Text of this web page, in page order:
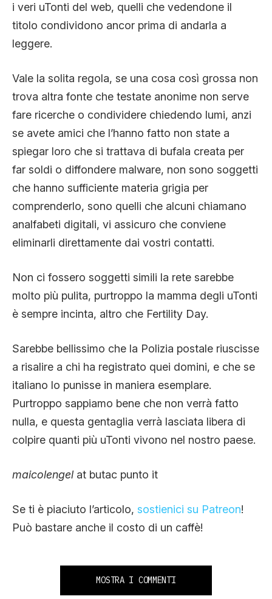
i veri uTonti del web, quelli che vedendone il
titolo condividono ancor prima di andarla a
leggere.
Vale la solita regola, se una cosa così grossa non
trova altra fonte che testate anonime non serve
fare ricerche o condividere chiedendo lumi, anzi
se avete amici che l’hanno fatto non state a
spiegar loro che si trattava di bufala creata per
far soldi o diffondere malware, non sono soggetti
che hanno sufficiente materia grigia per
comprenderlo, sono quelli che alcuni chiamano
analfabeti digitali, vi assicuro che conviene
eliminarli direttamente dai vostri contatti.
Non ci fossero soggetti simili la rete sarebbe
molto più pulita, purtroppo la mamma degli uTonti
è sempre incinta, altro che Fertility Day.
Sarebbe bellissimo che la Polizia postale riuscisse
a risalire a chi ha registrato quei domini, e che se
italiano lo punisse in maniera esemplare.
Purtroppo sappiamo bene che non verrà fatto
nulla, e questa gentaglia verrà lasciata libera di
colpire quanti più uTonti vivono nel nostro paese.
maicolengelat butac punto it
Se ti è piaciuto l’articolo, sostienici su Patreon!
Può bastare anche il costo di un caffè!
MOSTRA I COMMENTI